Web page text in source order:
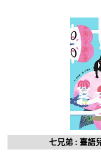
七兄弟 : 臺語